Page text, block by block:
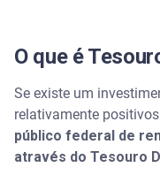
Quanto rende o
O que é
O Tesouro Selic
O que é
Se existe um
relativamente
público federal de
através do Tesouro